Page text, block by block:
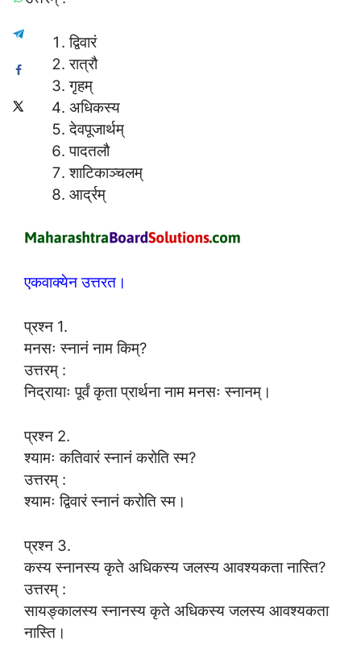
द्विवारं
रात्रौ
गृहम्
अधिकस्य
देवपूजार्थम्
पादतलौ
शाटिकाञ्चलम्
आर्द्रम्
एकवाक्येन उत्तरत।
प्रश्न 1.
मनसः स्नानं नाम किम्?
उत्तरम् :
निद्रायाः पूर्वं कृता प्रार्थना नाम मनसः स्नानम्।
प्रश्न 2.
श्यामः कतिवारं स्नानं करोति स्म?
उत्तरम् :
श्यामः द्विवारं स्नानं करोति स्म।
प्रश्न 3.
कस्य स्नानस्य कृते अधिकस्य जलस्य आवश्यकता नास्ति?
उत्तरम् :
सायङ्कालस्य स्नानस्य कृते अधिकस्य जलस्य आवश्यकता
नास्ति।